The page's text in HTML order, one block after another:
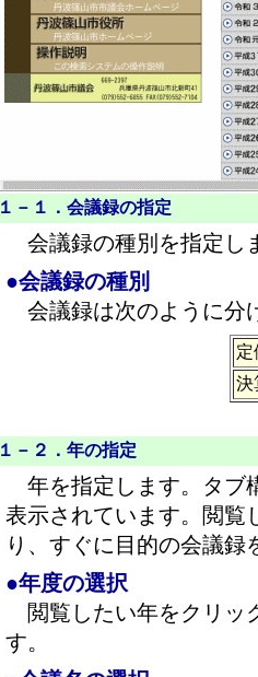
１－１．会議録の指定
会議録の種別を指定し
●会議録の種別
会議録は次のように分
定
決
１－２．年の指定
年を指定します。タブ
表示されています。閲覧
り、すぐに目的の会議録
●年度の選択
閲覧したい年をクリッ
す。